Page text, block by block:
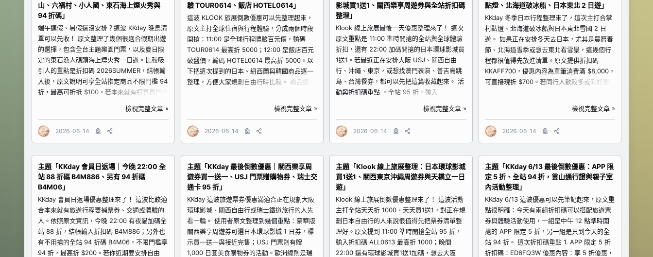
查看東京迪士尼門票 2. 日本名古屋樂高樂園門
票 適合親子家庭、積木迷與名古屋自由行。若
帶小朋友到日本中部玩，樂高樂園很適合排成
一日遊。 查看名古屋樂高樂園門票 3. 沖繩
FunPASS（美麗海水族館系列） 適合沖繩自駕
與親子旅客，美麗海水族館是沖繩經典景點，
搭配 FunPASS 類票券可以更方便規劃景
點。...
力的人。尤其多人同行或帶小孩時，先安排接
送能讓行程更順。
https://www.kkday.com/zh-
tw/product/151505?cid=17725 二、暑假放
電首選｜國內外日遊 79 折 折扣碼：STR79 優
惠內容：單筆滿 $1200 享 79 折，最高折抵
$310，出發日期...
tw/promo/ctbc_flight?cid=17725 2. 東京機
加酒 適合第一次日本自由行、想安排東京市區
購物、美食、樂園或近郊小旅行的人。情侶、
親子、好友出遊都很適合從東京開始規劃。日
本機加酒專屬折扣碼為 CTBC12000615。...
tw/product/165534?cid=17725 怎麼選比較
適合？ 如果你平常安排自由行時，最怕交通銜
接、每天換飯店、拖行李移動，那郵輪類型的
行程就很適合列入考慮。這次探索星號是從基
隆港出發，對北部旅客或方便前往基隆的人來
說，出發門檻相對低，不需要先搭飛機到國外
再轉乘，也能體驗海上旅行的度假感。...
山、六福村、小人國、東石海上煙火秀與
94 折碼」
端午連假、暑假還沒安排？這波 KKday 晚鳥清
單可以先收！ 原文整理了幾個很適合假期出遊
的選擇，包含全台主題樂園門票，以及夏日限
定的東石漁人碼頭海上煙火秀一日遊。比較吸
引人的重點是折扣碼 2026SUMMER，結帳輸
入後，原文說明可享全站指定商品不限門檻 94
折，最高可折抵 $100。若本來就有打算買門票
用。 商品逐一整理 1. 雲林劍湖山世界主題樂園
門票 原文標示為「46 折超狂破盤」，適合想
安排中南部樂園行程、親子放電、好友揪團玩
遊樂設施的人。劍湖山世界本身就是很經典的
主題樂園選擇，如果連假想找一個能玩整天的
地方，可以優先看看。
https://www.kkday.com/zh-
tw/product/26632?cid=17725 2. 六福村主
題遊樂園門票 原文標示為「5 折半價激省」，
六福村很適合北部親子、朋友團體或情侶出
遊。它的優點是主題樂園感明確，行程安排也
很單純，買好票後就能規劃一整天玩樂。
https://www.kkday.com/zh-
tw/product/6370?cid=17725 3...
檢視完整文章 »
2026-06-14
驗 TOUR0614、飯店 HOTEL0614」
這波 KLOOK 旅展倒數優惠可以先整理起來，
原文主打全球住宿與行程體驗，分成兩個時段
開搶：11:00 是全球行程體驗百元價，輸碼
TOUR0614 最高折 5000；12:00 是飯店百元
破盤價，輸碼 HOTEL0614 最高折 5000。以
下把這次提到的日本、紐西蘭與韓國商品逐一
整理，方便大家規劃自由行時比較。 商品逐一
發，到京都北部走訪天橋立與伊根船屋的旅
客。這類一日遊對不想自己查交通轉乘的人很
方便，也適合親子、情侶或第一次去海之京都
的自由行。 https://www.klook.com/zh-
TW/activity/182640?aid=81167 2. 東京淺草
和服&浴衣體驗淺草站前店 原文標示只要 51
元，適合想在淺草、雷門、仲見世通拍照的
人。情侶、好友、親子都可以安排，穿和服或
浴衣走在淺草街區，很容易把東京行程拍得更
有記憶點。...
檢視完整文章 »
2026-06-14
影城買1送1、關西樂享周遊券與全站折扣碼
整理」
Klook 線上旅展最後一天優惠整理來了！ 這次
原文重點是 11:00 準時開搶的全站與全球體驗
折扣，還有 22:00 加碼開搶的日本環球影城買
1送1。若最近正在安排大阪 USJ、關西自由
行、沖繩、東京，或想找澳門表演、普吉島跳
島、台灣餐券，都可以先把這篇收藏起來。 活
動與折扣碼重點 ・全站 95 折，輸入
入 0614TA500，最高折 500 ・22:00 加碼：
日本環球影城買1送1，輸入 USJ0614 搶限量
買1送1 ・指定餐飲輸入 FBSPA0614，原文提
到指定餐飲 100 元 商品逐一整理 1. Klook 線
上旅展活動頁 適合想先看完整活動、全站折扣
與買1送1整理的人。建議從活動頁進去，再依
目的地挑票券。 https://www.klook.com/zh-
TW/tetris/promo-bazaar/tw-travel-fair/?
aid=81167 2. 豪華版沖繩樂享周遊券 適合沖繩
自駕、親子景點、多點遊玩的旅客。若行程會
安排多個景點，周遊券可以先拿來比較。...
檢視完整文章 »
2026-06-14
點燈、北海道破冰船、日本東北 2 日遊」
KKday 冬季日本行程整理來了，這次主打合掌
村點燈、北海道破冰船與日本東北雪國 2 日
遊。 如果正在安排冬天去日本，尤其是農曆春
節、北海道雪季或想去東北看雪景，這幾個行
程都很值得先放進清單。原文提供折扣碼
KKAFF700，優惠內容為單筆消費滿 $8,000，
可直接現折 $700。若同行人數較多或剛好要
燈二日遊 合掌村點燈是日本冬季很有代表性的
景色，尤其雪季加上夜間燈光，整體氛圍非常
適合拍照與安排成冬季重點行程。這個行程特
別適合春節想去日本、想看經典雪景、情侶出
遊、親友同行，或攝影愛好者。
https://www.kkday.com/zh-
tw/product/261544?cid=17725 2. 北海道破
冰船二日遊 北海道冬天除了札幌、小樽、雪景
與美食，破冰船也是很有季節限定感的體驗。
想看流冰、感受冬日海上景觀，或想安排比一
般城市觀光更特別的北海道行程，可以研究這
個二日遊。適合親子、自然景觀控、已經去過
北海道基本路線的人。...
檢視完整文章 »
2026-06-14
主題「KKday 會員日返場｜今晚 22:00 全
站 88 折碼 B4M886、另有 94 折碼
B4M06」
KKday 會員日返場優惠整理來了！ 這波比較適
合本來就有旅遊行程要補票券、交通或體驗的
人。依照原文資訊，今晚 22:00 有夜貓加碼全
站 88 折，結帳輸入折扣碼 B4M886；另外也
有不用搶的全站 94 折碼 B4M06，不限門檻享
94 折，最高折 $200。若你近期要安排自由
主題「KKday 最後倒數優惠｜關西樂享周
遊券買一送一、USJ 門票贈購物券、瑞士交
通卡 95 折」
KKday 這波旅遊票券優惠滿適合正在規劃大阪
環球影城、關西自由行或瑞士鐵道旅行的人先
看一輪。 使用者原文整理到幾個重點：豪華版
關西樂享周遊券可選日本環球影城 1 日券，標
示買一送一與接近完售；USJ 門票則有贈
1,000 日圓美食購物券的活動。歐洲線則是瑞
主題「Klook 線上旅展整理：日本環球影城
買1送1、關西東京沖繩周遊券與天橋立一日
遊」
Klook 線上旅展倒數優惠整理來了！ 這波活動
主打全站天天折 1000、天天買1送1，對正在規
劃日本自由行的人來說很值得先把票券清單整
理好。原文提到 11:00 準時開搶全站 95 折，
輸入折扣碼 ALL0613 最高折 1000；晚間
22:00 還有環球影城買1送1加碼，想去大阪
主題「KKday 6/13 最後倒數優惠：APP 限
定 5 折、全站 94 折，釜山通行證與親子室
內活動整理」
KKday 6/13 這波優惠可以先筆記起來，原文重
點很明確：今天有兩組折扣碼可以搭配旅遊票
券與體驗活動使用，一組是中午 12 點準時開
搶的 APP 限定 5 折，另一組是只到今天的全
站 94 折。 這次折扣碼重點 1. APP 限定 5 折
折扣碼：ED6FQ3W 優惠內容：享 5 折優惠，